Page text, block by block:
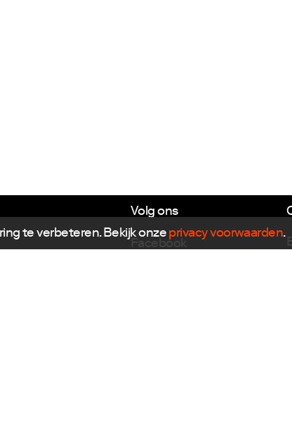
te verbeteren. Bekijk onze privacy voorwaarden.
Volg ons
Facebook